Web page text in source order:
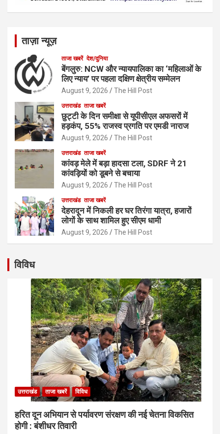
ताज़ा न्यूज़
ताजा खबरें देश/दुनिया
बेंगलुरु: NCW और न्यायपालिका का ‘महिलाओं के
लिए न्याय’ पर पहला दक्षिण क्षेत्रीय सम्मेलन
August 9, 2026 The Hill Post
उत्तराखंड ताजा खबरें
छुट्टी के दिन समीक्षा से यूपीसीएल अफसरों में
हड़कंप, 55% राजस्व प्रगति पर एमडी नाराज
August 9, 2026 The Hill Post
उत्तराखंड ताजा खबरें
कांवड़ मेले में बड़ा हादसा टला, SDRF ने 21
कांवड़ियों को डूबने से बचाया
August 9, 2026 The Hill Post
उत्तराखंड ताजा खबरें
देहरादून में निकली हर घर तिरंगा यात्रा, हजारों
लोगों के साथ शामिल हुए सीएम धामी
August 9, 2026 The Hill Post
विविध
उत्तराखंड ताजा खबरें विविध
हरित दून अभियान से पर्यावरण संरक्षण की नई चेतना विकसित
होगी : बंशीधर तिवारी